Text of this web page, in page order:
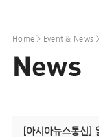
Home > Event & News
[아시아뉴스통신]